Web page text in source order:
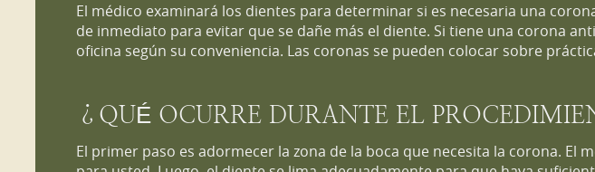
El médico examinará los dientes para determinar si es necesaria una
de inmediato para evitar que se dañe más el diente. Si tiene una corona
oficina según su conveniencia. Las coronas se pueden colocar sobre
¿QUÉ OCURRE DURANTE EL
El primer paso es adormecer la zona de la boca que necesita la corona.